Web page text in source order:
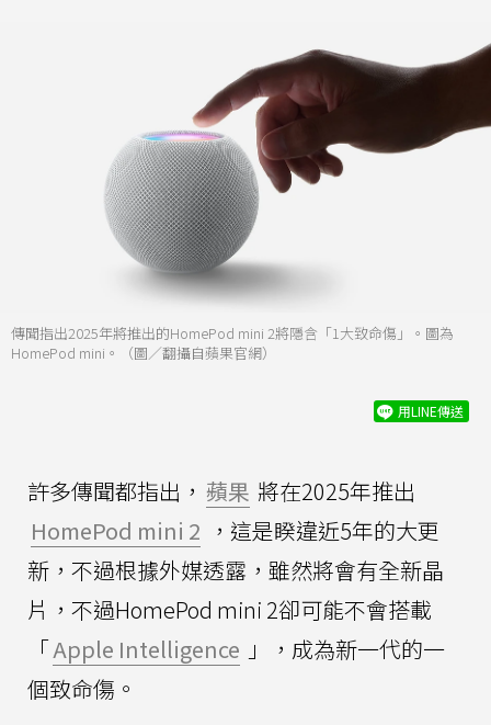
傳聞指出2025年將推出的HomePod mini 2將隱含「1大致命傷」。圖為
HomePod mini。（圖／翻攝自蘋果官網）
用LINE傳送
許多傳聞都指出， 蘋果 將在2025年推出
HomePod mini 2 ，這是睽違近5年的大更
新，不過根據外媒透露，雖然將會有全新晶
片，不過HomePod mini 2卻可能不會搭載
「Apple Intelligence 」，成為新一代的一
個致命傷。